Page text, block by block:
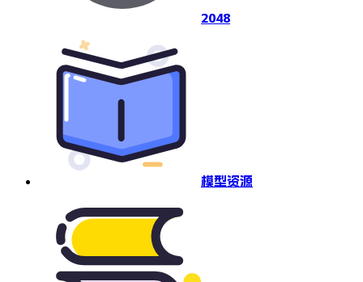
2048
模型资源